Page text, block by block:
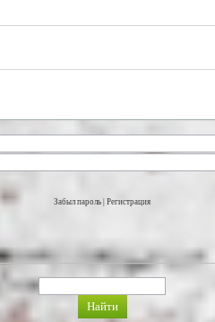
Забыл пароль Регистрация